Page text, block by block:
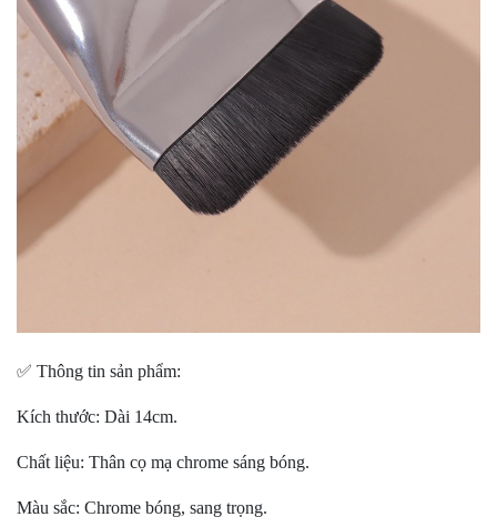
✅ Thông tin sản phẩm:
Kích thước: Dài 14cm.
Chất liệu: Thân cọ mạ chrome sáng bóng.
Màu sắc: Chrome bóng, sang trọng.